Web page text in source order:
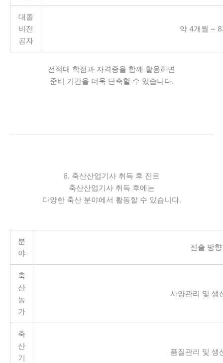
대졸
비전
공자
약 4개월 ~
전적대 학점과 자격증을 함께 활용하면
준비 기간을 더욱 단축할 수 있습니다.
6. 축산산업기사 취득 후 진로
축산산업기사 취득 후에는
다양한 축산 분야에서 활동할 수 있습니다.
분
야
진출 방향
축
산
농
가
사양관리 및 생
축
산
기
품질관리 및 생